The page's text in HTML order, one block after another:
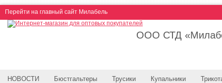
Перейти на главный сайт Милабель
ООО СТД
НОВОСТИ Бюстгальтеры Трусики Купальники